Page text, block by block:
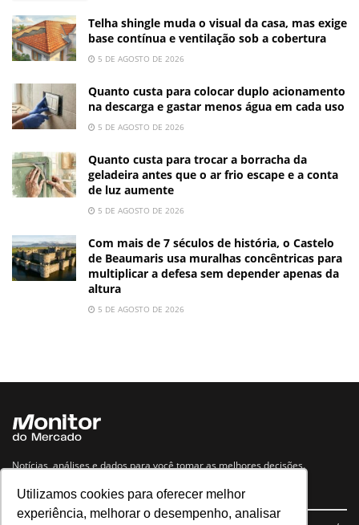
Utilizamos cookies para oferecer melhor
experiência, melhorar o desempenho, analisar
Telha shingle muda o visual da casa, mas exige
base contínua e ventilação sob a cobertura
5 DE AGOSTO DE 2026
Quanto custa para colocar duplo acionamento
na descarga e gastar menos água em cada uso
5 DE AGOSTO DE 2026
Quanto custa para trocar a borracha da
geladeira antes que o ar frio escape e a conta
de luz aumente
5 DE AGOSTO DE 2026
Com mais de 7 séculos de história, o Castelo
de Beaumaris usa muralhas concêntricas para
multiplicar a defesa sem depender apenas da
altura
5 DE AGOSTO DE 2026
Notícias, análises e dados para você tomar as melhores decisões.
Navegue no site